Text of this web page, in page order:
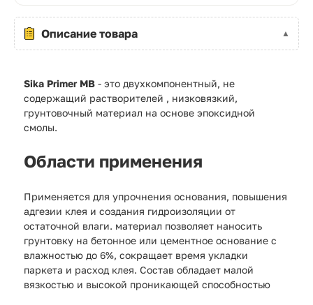
Описание товара
Sika Primer MB - это двухкомпонентный, не
содержащий растворителей , низковязкий,
грунтовочный материал на основе эпоксидной
смолы.
Области применения
Применяется для упрочнения основания, повышения
адгезии клея и создания гидроизоляции от
остаточной влаги. материал позволяет наносить
грунтовку на бетонное или цементное основание с
влажностью до 6%, сокращает время укладки
паркета и расход клея. Состав обладает малой
вязкостью и высокой проникающей способностью